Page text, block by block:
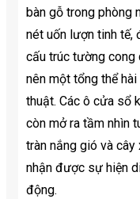
bàn gỗ trong phòng
nét uốn lượn tinh tế,
cấu trúc tường cong
nên một tổng thể
thuật. Các ô cửa sổ
còn mở ra tầm nhìn
tràn nắng gió và cây
nhận được sự hiện
động.